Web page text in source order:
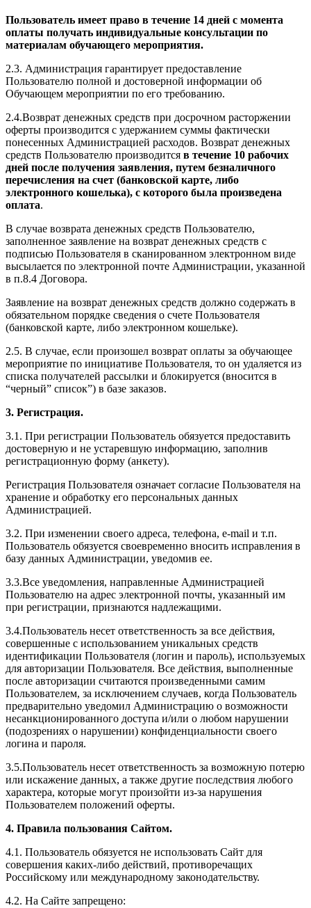
Пользователь имеет право в течение 14 дней с момента
оплаты получать индивидуальные консультации по
материалам обучающего мероприятия.
2.3. Администрация гарантирует предоставление
Пользователю полной и достоверной информации об
Обучающем мероприятии по его требованию.
2.4.Возврат денежных средств при досрочном расторжении
оферты производится с удержанием суммы фактически
понесенных Администрацией расходов. Возврат денежных
средств Пользователю производится в течение 10 рабочих
дней после получения заявления, путем безналичного
перечисления на счет (банковской карте, либо
электронного кошелька), с которого была произведена
оплата.
В случае возврата денежных средств Пользователю,
заполненное заявление на возврат денежных средств с
подписью Пользователя в сканированном электронном виде
высылается по электронной почте Администрации, указанной
в п.8.4 Договора.
Заявление на возврат денежных средств должно содержать в
обязательном порядке сведения о счете Пользователя
(банковской карте, либо электронном кошельке).
2.5. В случае, если произошел возврат оплаты за обучающее
мероприятие по инициативе Пользователя, то он удаляется из
списка получателей рассылки и блокируется (вносится в
“черный” список”) в базе заказов.
3. Регистрация.
3.1. При регистрации Пользователь обязуется предоставить
достоверную и не устаревшую информацию, заполнив
регистрационную форму (анкету).
Регистрация Пользователя означает согласие Пользователя на
хранение и обработку его персональных данных
Администрацией.
3.2. При изменении своего адреса, телефона, e-mail и т.п.
Пользователь обязуется своевременно вносить исправления в
базу данных Администрации, уведомив ее.
3.3.Все уведомления, направленные Администрацией
Пользователю на адрес электронной почты, указанный им
при регистрации, признаются надлежащими.
3.4.Пользователь несет ответственность за все действия,
совершенные с использованием уникальных средств
идентификации Пользователя (логин и пароль), используемых
для авторизации Пользователя. Все действия, выполненные
после авторизации считаются произведенными самим
Пользователем, за исключением случаев, когда Пользователь
предварительно уведомил Администрацию о возможности
несанкционированного доступа и/или о любом нарушении
(подозрениях о нарушении) конфиденциальности своего
логина и пароля.
3.5.Пользователь несет ответственность за возможную потерю
или искажение данных, а также другие последствия любого
характера, которые могут произойти из-за нарушения
Пользователем положений оферты.
4. Правила пользования Сайтом.
4.1. Пользователь обязуется не использовать Сайт для
совершения каких-либо действий, противоречащих
Российскому или международному законодательству.
4.2. На Сайте запрещено: